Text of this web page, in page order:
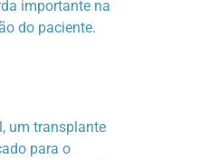
importante na
do paciente.
um transplante
para o